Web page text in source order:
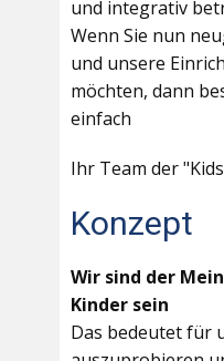
und integrativ
Wenn Sie nun
und unsere
möchten, dann
einfach
Ihr Team der
Konzept
Wir sind der
Kinder sein
Das bedeutet für